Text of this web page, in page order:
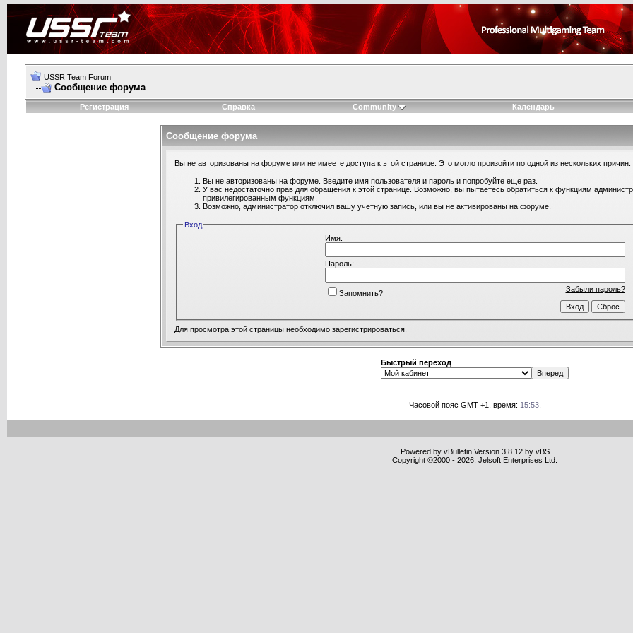
USSR Team Forum
Сообщение форума
Регистрация
Справка Community Календарь
Сообщение форума
Вы не авторизованы на форуме или не имеете доступа к этой странице. Это могло произойти по одной из нескольких причин:
Вы не авторизованы на форуме. Введите имя пользователя и пароль и попробуйте еще раз.
У вас недостаточно прав для обращения к этой странице. Возможно, вы пытаетесь обратиться к функциям
привилегированным функциям.
Возможно, администратор отключил вашу учетную запись, или вы не активированы на форуме.
Вход
Имя:
Пароль:
Забыли пароль?
Запомнить?
Для просмотра этой страницы необходимо зарегистрироваться.
Быстрый переход
Часовой пояс GMT +1, время: 15:53.
Powered by vBulletin Version 3.8.12 by vBS
Copyright ©2000 - 2026, Jelsoft Enterprises Ltd.